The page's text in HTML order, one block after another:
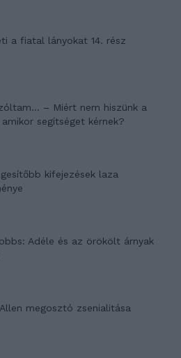
a fiatal lányokat 14. rész
– Miért nem hiszünk a
amikor segítséget kérnek?
kifejezések laza
Adéle és az örökölt árnyak
megosztó zsenialitása